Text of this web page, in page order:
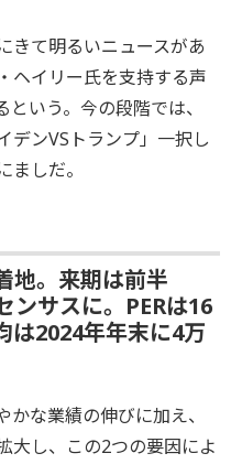
きて明るいニュースがあ
ヘイリー氏を支持する声
いう。今の段階では、
デンVSトランプ」一択し
しだ。
地。来期は前半
ンサスに。PERは16
は2024年年末に4万
な業績の伸びに加え、
大し、この2つの要因によ